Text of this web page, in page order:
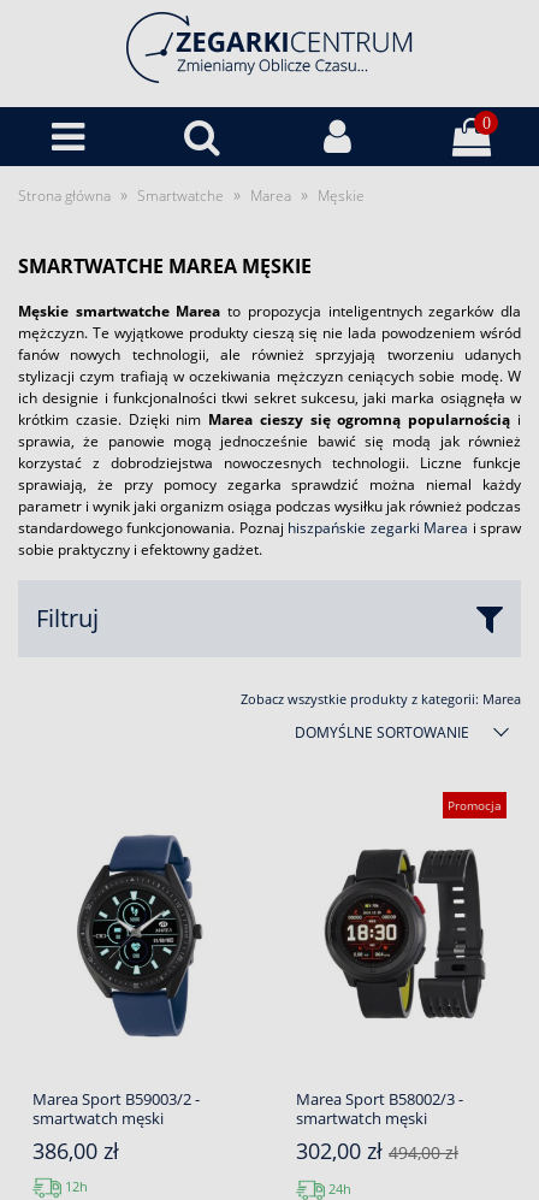
0
Strona główna » Smartwatche » Marea » Męskie
SMARTWATCHE MAREA MĘSKIE
Męskie smartwatche Marea to propozycja inteligentnych zegarków dla
mężczyzn. Te wyjątkowe produkty cieszą się nie lada powodzeniem wśród
fanów nowych technologii, ale również sprzyjają tworzeniu udanych
stylizacji czym trafiają w oczekiwania mężczyzn ceniących sobie modę. W
ich designie i funkcjonalności tkwi sekret sukcesu, jaki marka osiągnęła w
krótkim czasie. Dzięki nim Marea cieszy się ogromną popularnością i
sprawia, że panowie mogą jednocześnie bawić się modą jak również
korzystać z dobrodziejstwa nowoczesnych technologii. Liczne funkcje
sprawiają, że przy pomocy zegarka sprawdzić można niemal każdy
parametr i wynik jaki organizm osiąga podczas wysiłku jak również podczas
standardowego funkcjonowania. Poznaj hiszpańskie zegarki Marea i spraw
sobie praktyczny i efektowny gadżet.
Filtruj
Zobacz wszystkie produkty z kategorii: Marea
DOMYŚLNE SORTOWANIE
Marea Sport B59003/2 -
smartwatch męski
386,00 zł
12h
Promocja
Marea Sport B58002/3 -
smartwatch męski
302,00 zł 494,00 zł
24h